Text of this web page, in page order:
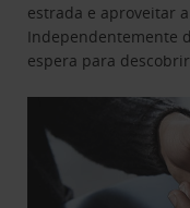
estrada e aproveitar
Independentemente
espera para